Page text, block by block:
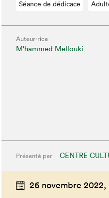
Séance de dédicace
Auteur·rice
M'hammed Mellouki
Présenté par CENTRE
26 novembre 2022,